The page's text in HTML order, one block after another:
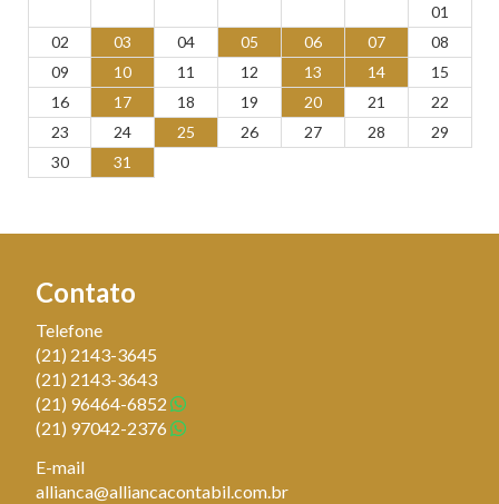
01
02
03 04 05 06 07
08
09
10 11 12 13 14
15
16
17 18 19 20 21
22
23
24 25 26 27 28
29
30
31
Contato
Telefone
(21) 2143-3645
(21) 2143-3643
(21) 96464-6852
(21) 97042-2376
E-mail
allianca@alliancacontabil.com.br